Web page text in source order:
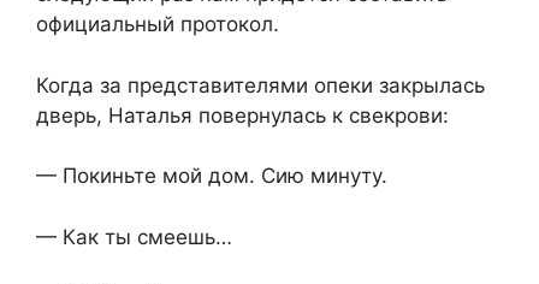
официальный протокол.
Когда за представителями опеки закрылась
дверь, Наталья повернулась к свекрови:
— Покиньте мой дом. Сию минуту.
— Как ты смеешь…